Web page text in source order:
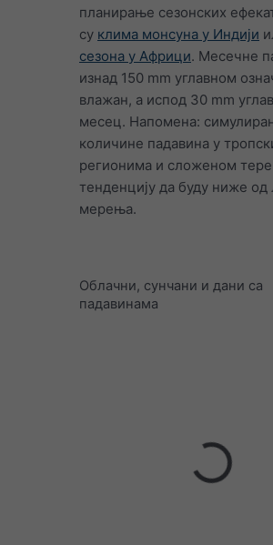
планирање сезонских
су клима монсуна у Индији
сезона у Африци. Месечне
изнад 150 mm углавном
влажан, а испод 30 mm
месец. Напомена:
количине падавина у
регионима и сложеном
тенденцију да буду ниже од
мерења.
Облачни, сунчани и дани са
падавинама